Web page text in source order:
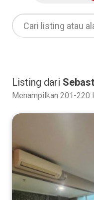
Listing dari
Menampilkan 201-220